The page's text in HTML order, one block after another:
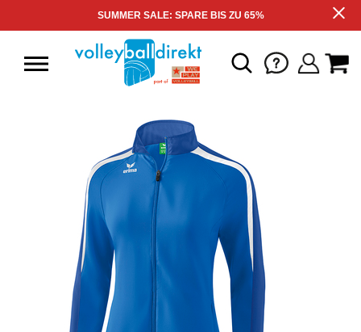
SUMMER SALE: SPARE BIS ZU 65%